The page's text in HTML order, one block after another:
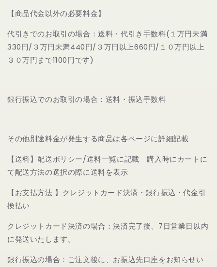
【商品代金以外の必要料金】
代引きでのお取引の場合：送料・代引き手数料(１万円未満
330円/３万円未満440円/３万円以上660円/１０万円以上
３０万円まで1100円です)
銀行振込でのお取引の場合：送料・振込手数料
その他別途料金が発生する商品は各ページに詳細記載
【送料】配送ポリシー/送料一覧に記載 購入時にカートに
て配送方法の選択の際に送料を表示
【お支払方法 】クレジットカード決済・銀行振込・代金引
換払い
クレジットカード決済の場合：決済完了後、 7日営業日以内
に発送いたします。
銀行振込の場合：ご注文後に、お振込先口座をお知らせい